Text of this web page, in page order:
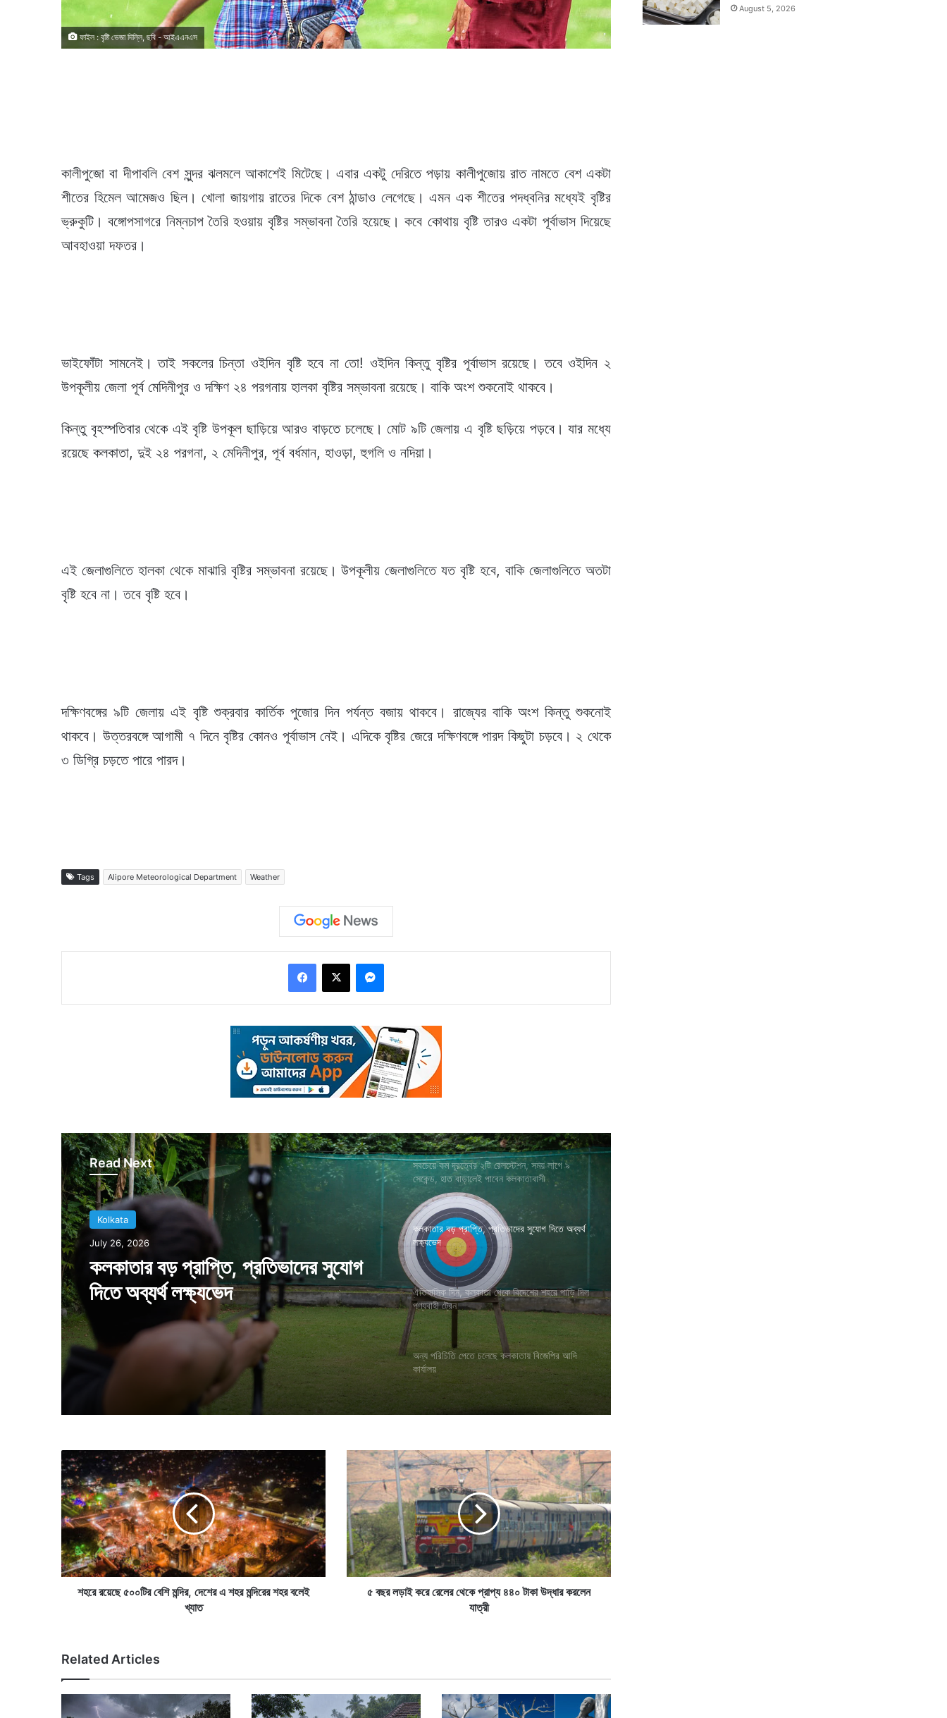
ফাইল : বৃষ্টি ভেজা দিল্লি, ছবি - আইএএনএস
কালীপুজো বা দীপাবলি বেশ সুন্দর ঝলমলে আকাশেই মিটেছে। এবার একটু দেরিতে পড়ায় কালীপুজোয় রাত নামতে বেশ একটা
শীতের হিমেল আমেজও ছিল। খোলা জায়গায় রাতের দিকে বেশ ঠান্ডাও লেগেছে। এমন এক শীতের পদধ্বনির মধ্যেই বৃষ্টির
ভ্রুকুটি। বঙ্গোপসাগরে নিম্নচাপ তৈরি হওয়ায় বৃষ্টির সম্ভাবনা তৈরি হয়েছে। কবে কোথায় বৃষ্টি তারও একটা পূর্বাভাস দিয়েছে
আবহাওয়া দফতর।
ভাইফোঁটা সামনেই। তাই সকলের চিন্তা ওইদিন বৃষ্টি হবে না তো! ওইদিন কিন্তু বৃষ্টির পূর্বাভাস রয়েছে। তবে ওইদিন ২
উপকূলীয় জেলা পূর্ব মেদিনীপুর ও দক্ষিণ ২৪ পরগনায় হালকা বৃষ্টির সম্ভাবনা রয়েছে। বাকি অংশ শুকনোই থাকবে।
কিন্তু বৃহস্পতিবার থেকে এই বৃষ্টি উপকূল ছাড়িয়ে আরও বাড়তে চলেছে। মোট ৯টি জেলায় এ বৃষ্টি ছড়িয়ে পড়বে। যার মধ্যে
রয়েছে কলকাতা, দুই ২৪ পরগনা, ২ মেদিনীপুর, পূর্ব বর্ধমান, হাওড়া, হুগলি ও নদিয়া।
এই জেলাগুলিতে হালকা থেকে মাঝারি বৃষ্টির সম্ভাবনা রয়েছে। উপকূলীয় জেলাগুলিতে যত বৃষ্টি হবে, বাকি জেলাগুলিতে অতটা
বৃষ্টি হবে না। তবে বৃষ্টি হবে।
দক্ষিণবঙ্গের ৯টি জেলায় এই বৃষ্টি শুক্রবার কার্তিক পুজোর দিন পর্যন্ত বজায় থাকবে। রাজ্যের বাকি অংশ কিন্তু শুকনোই
থাকবে। উত্তরবঙ্গে আগামী ৭ দিনে বৃষ্টির কোনও পূর্বাভাস নেই। এদিকে বৃষ্টির জেরে দক্ষিণবঙ্গে পারদ কিছুটা চড়বে। ২ থেকে
৩ ডিগ্রি চড়তে পারে পারদ।
Tags Alipore Meteorological Department Weather
Read Next
Kolkata
July 26, 2026
কলকাতার বড় প্রাপ্তি, প্রতিভাদের সুযোগ
দিতে অব্যর্থ লক্ষ্যভেদ
Kolkata
July 18, 2026
ঐতিহাসিক দিন, কলকাতা থেকে বিদেশের
শহরে পাড়ি দিল পণ্যবাহী ট্রেন
সবচেয়ে কম দূরত্বের ২টি রেলস্টেশন, সময় লাগে ৯
সেকেন্ড, হাত বাড়ালেই পাবেন কলকাতাবাসী
কলকাতার বড় প্রাপ্তি, প্রতিভাদের সুযোগ দিতে অব্যর্থ
লক্ষ্যভেদ
ঐতিহাসিক দিন, কলকাতা থেকে বিদেশের শহরে পাড়ি দিল
পণ্যবাহী ট্রেন
অন্য পরিচিতি পেতে চলেছে কলকাতায় বিজেপির আদি
কার্যালয়
শ
হ
রে
র
য়ে
ছে
৫
০
০
ন্দি
র
,
দে
শহরে রয়েছে ৫০০টির বেশি মন্দির, দেশের এ শহর মন্দিরের শহর বলেই
খ্যাত
৫
ব
ছ
র
ল
ড়া
ই
ক
রে
প্য
৪
৪
৫ বছর লড়াই করে রেলের থেকে প্রাপ্য ৪৪০ টাকা উদ্ধার করলেন
যাত্রী
Related Articles
August 5, 2026